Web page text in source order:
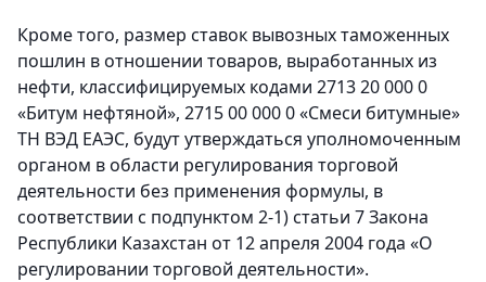
Кроме того, размер ставок вывозных таможенных
пошлин в отношении товаров, выработанных из
нефти, классифицируемых кодами 2713 20 000 0
«Битум нефтяной», 2715 00 000 0 «Смеси битумные»
ТН ВЭД ЕАЭС, будут утверждаться уполномоченным
органом в области регулирования торговой
деятельности без применения формулы, в
соответствии с подпунктом 2-1) статьи 7 Закона
Республики Казахстан от 12 апреля 2004 года «О
регулировании торговой деятельности».